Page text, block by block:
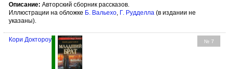
Описание: Авторский сборник рассказов.
Иллюстрации на обложке Б. Вальехо, Г. Рудделла (в издании не
указаны).
№ 7
Кори Доктороу